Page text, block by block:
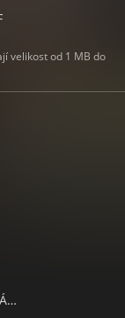
velikost od 1 MB do